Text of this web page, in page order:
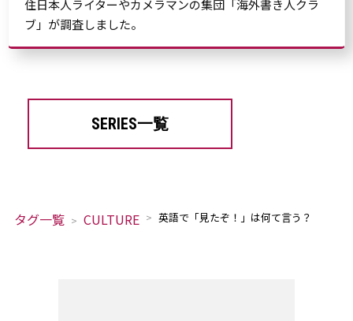
住日本人ライターやカメラマンの集団「海外書き人クラ
ブ」が調査しました。
SERIES一覧
タグ一覧 CULTURE 英語で「見たぞ！」は何て言う？